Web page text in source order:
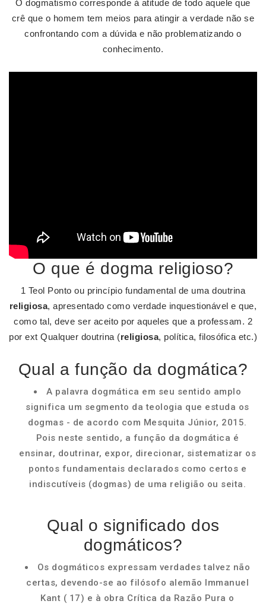
O dogmatismo corresponde à atitude de todo aquele que
crê que o homem tem meios para atingir a verdade não se
confrontando com a dúvida e não problematizando o
conhecimento.
O que é dogma religioso?
1 Teol Ponto ou princípio fundamental de uma doutrina
religiosa, apresentado como verdade inquestionável e que,
como tal, deve ser aceito por aqueles que a professam. 2
por ext Qualquer doutrina (religiosa, política, filosófica etc.)
Qual a função da dogmática?
A palavra dogmática em seu sentido amplo
significa um segmento da teologia que estuda os
dogmas - de acordo com Mesquita Júnior, 2015.
Pois neste sentido, a função da dogmática é
ensinar, doutrinar, expor, direcionar, sistematizar os
pontos fundamentais declarados como certos e
indiscutíveis (dogmas) de uma religião ou seita.
Qual o significado dos
dogmáticos?
Os dogmáticos expressam verdades talvez não
certas, devendo-se ao filósofo alemão Immanuel
Kant ( 17) e à obra Crítica da Razão Pura o